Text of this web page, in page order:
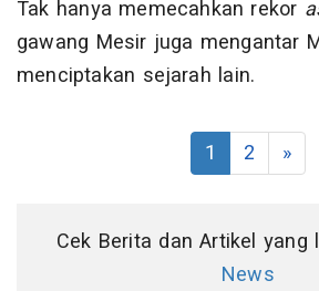
Tak hanya memecahkan rekor
gawang Mesir juga mengantar
menciptakan sejarah lain.
1 2 »
Cek Berita dan Artikel yang
News